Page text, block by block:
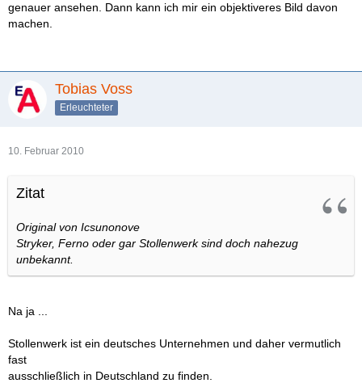
genauer ansehen. Dann kann ich mir ein objektiveres Bild davon
machen.
Tobias Voss
Erleuchteter
10. Februar 2010
Zitat
Original von Icsunonove
Stryker, Ferno oder gar Stollenwerk sind doch nahezug
unbekannt.
Na ja ...
Stollenwerk ist ein deutsches Unternehmen und daher vermutlich
fast
ausschließlich in Deutschland zu finden.